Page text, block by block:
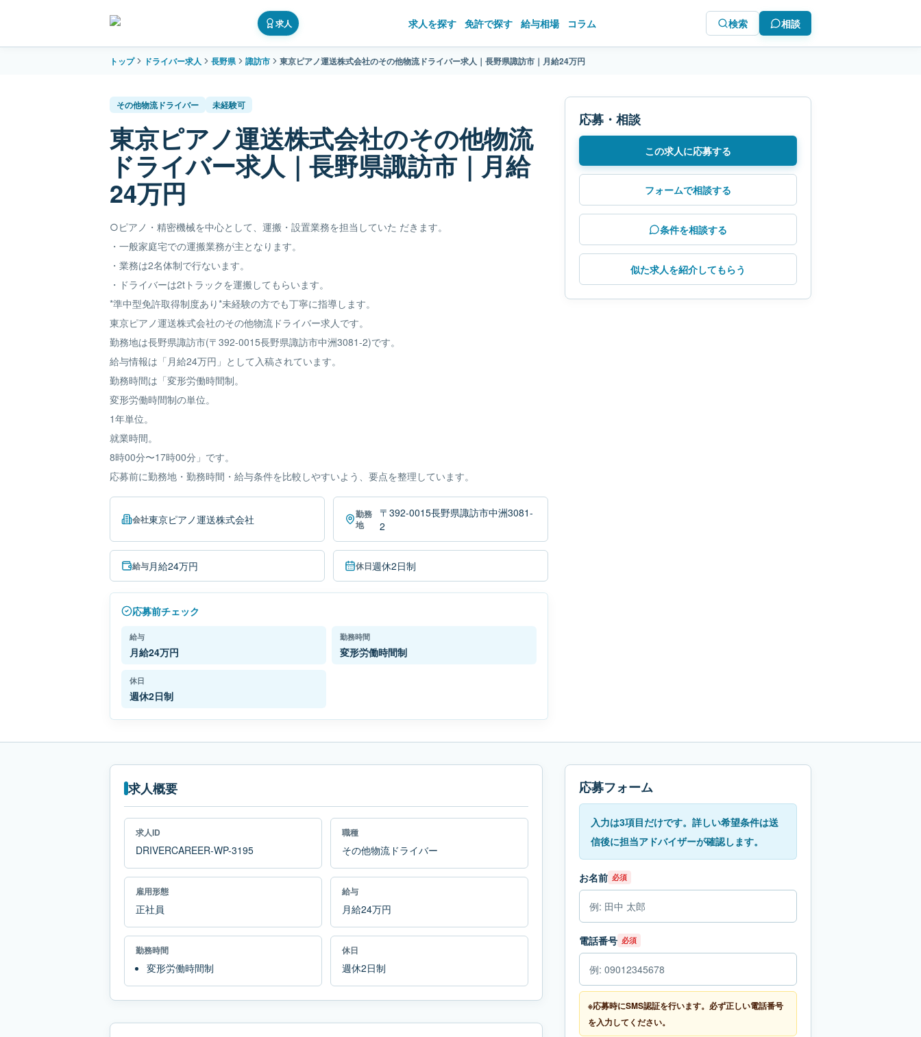
求人 求人を探す 免許で探す 給与相場 コラム 検索 相談
トップ ドライバー求人 長野県 諏訪市 東京ピアノ運送株式会社のその他物流ドライバー求人｜長野県諏訪市｜月給24万円
その他物流ドライバー 未経験可
東京ピアノ運送株式会社のその他物流
ドライバー求人｜長野県諏訪市｜月給
24万円
○ピアノ・精密機械を中心として、運搬・設置業務を担当していた だきます。
・一般家庭宅での運搬業務が主となります。
・業務は2名体制で行ないます。
・ドライバーは2tトラックを運搬してもらいます。
*準中型免許取得制度あり*未経験の方でも丁寧に指導します。
東京ピアノ運送株式会社のその他物流ドライバー求人です。
勤務地は長野県諏訪市(〒392-0015長野県諏訪市中洲3081-2)です。
給与情報は「月給24万円」として入稿されています。
勤務時間は「変形労働時間制。
変形労働時間制の単位。
1年単位。
就業時間。
8時00分〜17時00分」です。
応募前に勤務地・勤務時間・給与条件を比較しやすいよう、要点を整理しています。
会社東京ピアノ運送株式会社
勤務
地
〒392-0015長野県諏訪市中洲3081-
2
給与月給24万円 休日週休2日制
応募前チェック
給与
月給24万円
勤務時間
変形労働時間制
休日
週休2日制
応募・相談
この求人に応募する
フォームで相談する
条件を相談する
似た求人を紹介してもらう
求人概要
求人ID
DRIVERCAREER-WP-3195
職種
その他物流ドライバー
雇用形態
正社員
給与
月給24万円
勤務時間
変形労働時間制
休日
週休2日制
応募フォーム
入力は3項目だけです。詳しい希望条件は送
信後に担当アドバイザーが確認します。
お名前 必須
電話番号 必須
※応募時にSMS認証を行います。必ず正しい電話番号
を入力してください。